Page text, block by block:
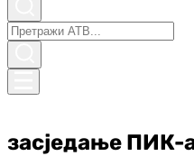
засједање ПИК-